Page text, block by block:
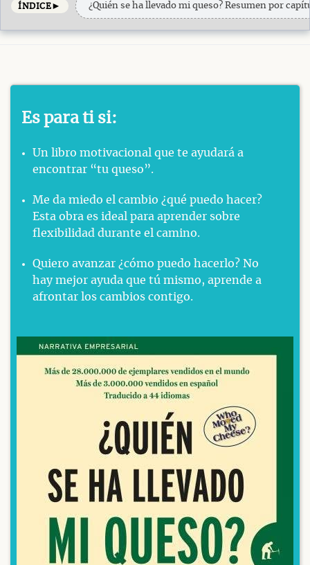
ÍNDICE► ¿Quién se ha llevado mi queso? Resumen por
Es para ti si:
Un libro motivacional que te ayudará a
encontrar “tu queso”.
Me da miedo el cambio ¿qué puedo hacer?
Esta obra es ideal para aprender sobre
flexibilidad durante el camino.
Quiero avanzar ¿cómo puedo hacerlo? No
hay mejor ayuda que tú mismo, aprende a
afrontar los cambios contigo.